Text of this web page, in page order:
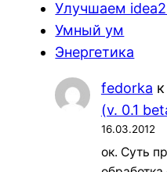
Улучшаем
Умный ум
Энергетика
fedorka к
(v. 0.1
16.03.2012
ок. Суть